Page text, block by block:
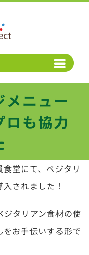
メニュー
ロも協力
堂にて、ベジタリ
されました！
タリアン食材の使
お手伝いする形で